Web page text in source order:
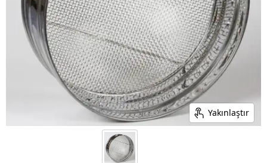
Yakınlaştır